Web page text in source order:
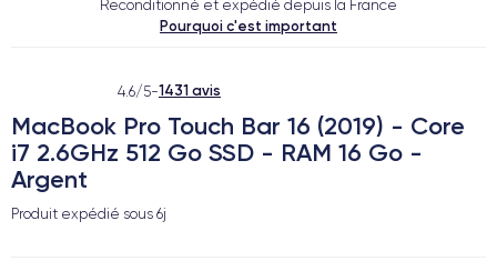
Reconditionné et expédié depuis la France
Pourquoi c'est important
4.6/5-1431 avis
MacBook Pro Touch Bar 16 (2019) - Core
i7 2.6GHz 512 Go SSD - RAM 16 Go -
Argent
Produit expédié sous 6j